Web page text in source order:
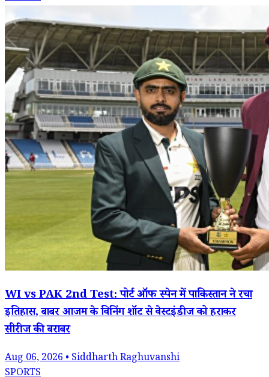
WI vs PAK 2nd Test: पोर्ट ऑफ स्पेन में पाकिस्तान ने रचा
इतिहास, बाबर आजम के विनिंग शॉट से वेस्टइंडीज को हराकर
सीरीज की बराबर
Aug 06, 2026 • Siddharth Raghuvanshi
SPORTS